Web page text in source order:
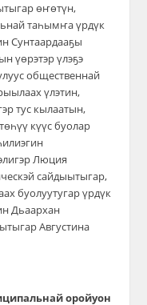
өҥөтүн,
таһымҥа үрдүк
Сунтаардааҕы
үөрэтэр үлэҕэ
общественнай
үлэтин,
тус кылаатын,
күүс буолар
Люция
сайдыытыгар,
буолуутугар үрдүк
Дьаархан
Августина
оройуон